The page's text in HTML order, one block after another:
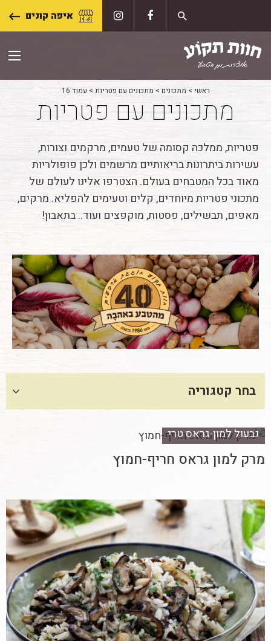
content
איפה קונים
ראשי > מתכונים > מתכונים עם פטריות > עמוד 16
מתכונים עם פטריות
פטריות, ממלכה קסומה של טעמים, מרקמים וצורות,
עשירות ביתרונות בריאותיים מרשמים ולכן פופולריות
מאוד בכל המטבחים בעולם. הצטרפו אלינו לעולם של
מתכוני פטריות מיוחדים, קלים וטעימים להפליא. מרקים,
מאפים, תבשילים, פסטות, מוקפצים ועוד.. בתאבון!
בחר קטגוריה
גבעול למון-גראס טרי
מרק למון גראס חריף-חמוץ